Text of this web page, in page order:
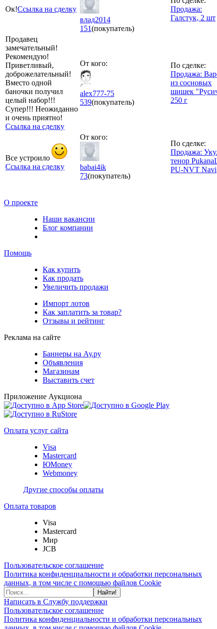
Ок!Ссылка на сделку
влад2014
151(покупатель)
Продажа:
Галстук, 2 шт
Продавец
замечательный!
Рекомендую!
Приветливый,
доброжелательный!
Вместо одной
баночки получил
целый набор!!!
Супер!!! Неожиданно
и очень приятно!
Ссылка на сделку
От кого:
alex777-75
539(покупатель)
По сделке:
Продажа:
из сосновых
шишек
250 г
Все устроило
Ссылка на сделку
От кого:
babai4ik
73(покупатель)
По сделке:
Продажа:
тенор
PU-NVT Navi
О проекте
Наши вакансии
Блог компании
Помощь
Как купить
Как продать
Увеличить продажи
Импорт лотов
Как заплатить за товар?
Отзывы и рейтинг
Реклама на сайте
Баннеры на Ау.ру
Объявления
Магазинам
Выставить счет
Приложение Аукциона
Оплата услуг сайта
Visa
Mastercard
ЮMoney
Webmoney
Другие способы оплаты
Оплата товаров
Visa
Mastercard
Мир
JCB
Пользовательское соглашение
Политика конфиденциальности и обработки персональных
данных, в том числе с помощью файлов Cookie
Найти!
Написать в Службу поддержки
Пользовательское соглашение
Политика конфиденциальности и обработки персональных